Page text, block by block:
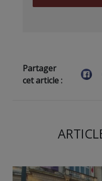
Partager
cet article :